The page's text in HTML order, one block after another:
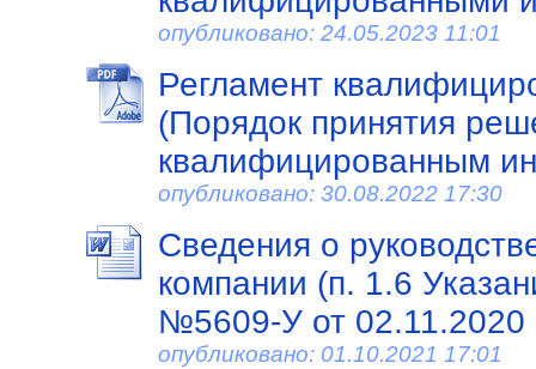
опубликовано: 24.05.2023 11:01
Регламент
(Порядок принятия
квалифицированным
опубликовано: 30.08.2022 17:30
Сведения о
компании (п. 1.6
№5609-У от 02.11.2020
опубликовано: 01.10.2021 17:01